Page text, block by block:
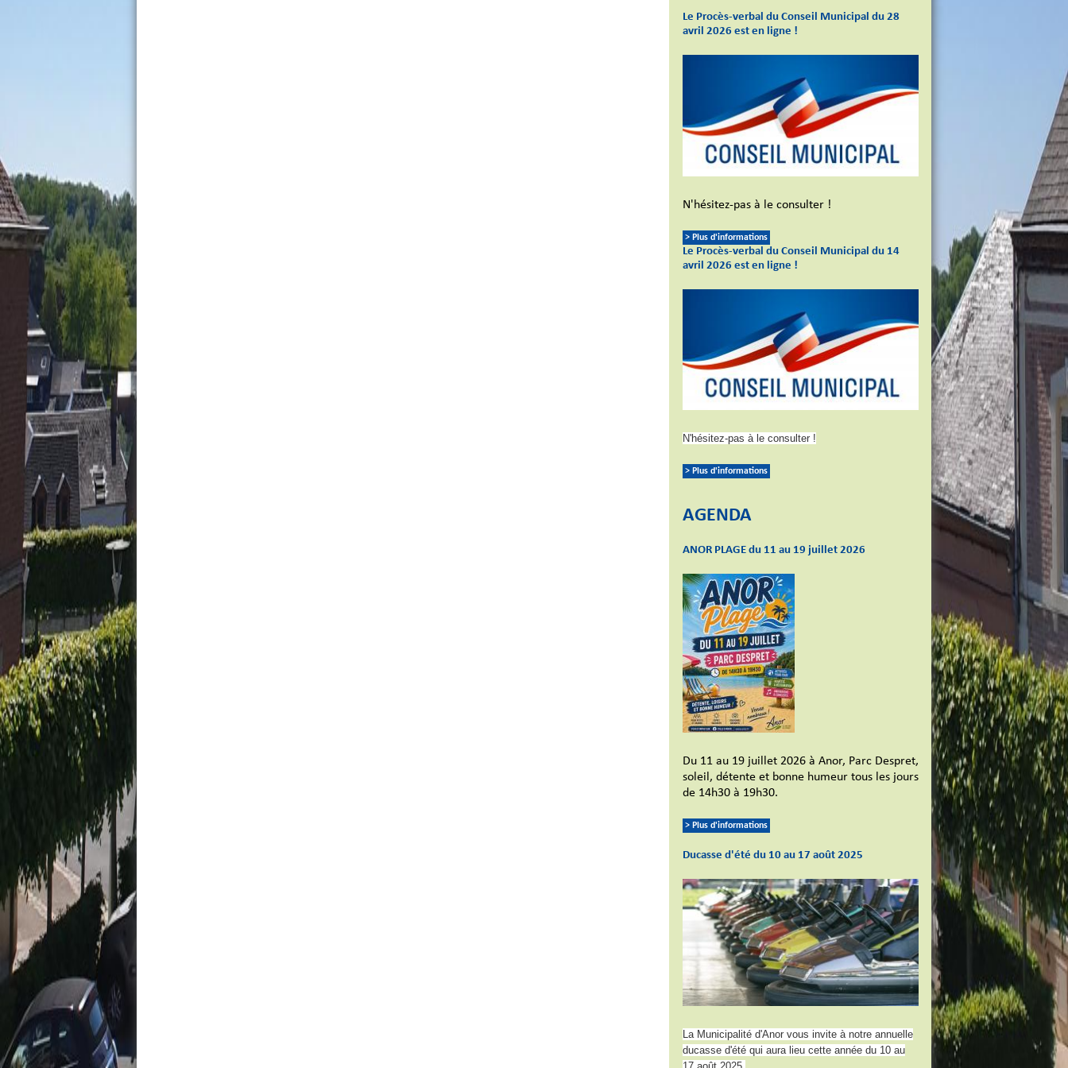
Le Procès-verbal du Conseil Municipal du 28
avril 2026 est en ligne !
N'hésitez-pas à le consulter !
> Plus d'informations
Le Procès-verbal du Conseil Municipal du 14
avril 2026 est en ligne !
N'hésitez-pas à le consulter !
> Plus d'informations
AGENDA
ANOR PLAGE du 11 au 19 juillet 2026
Du 11 au 19 juillet 2026 à Anor, Parc Despret,
soleil, détente et bonne humeur tous les jours
de 14h30 à 19h30.
> Plus d'informations
Ducasse d'été du 10 au 17 août 2025
La Municipalité d'Anor vous invite à notre annuelle
ducasse d'été qui aura lieu cette année du 10 au